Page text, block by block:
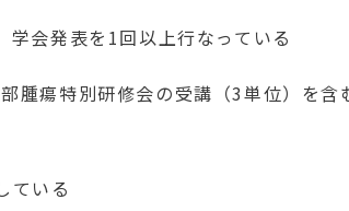
学会発表を1回以上行なっている
腫瘍特別研修会の受講（3単位）を
ている